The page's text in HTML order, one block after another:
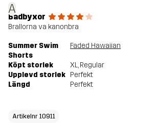
A
Badbyxor
Brallorna va kanonbra
Summer Swim
Shorts
Faded Hawaiian
Köpt storlek XL, Regular
Upplevd storlek Perfekt
Längd
Perfekt
Artikelnr 10911